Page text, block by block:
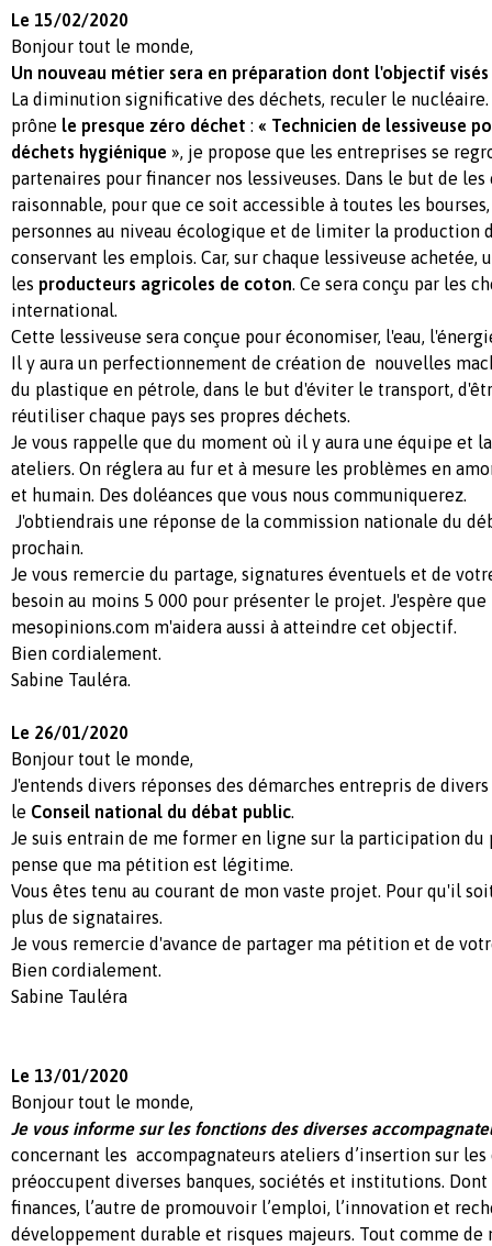
Le 15/02/2020
Bonjour tout le monde,
Un nouveau métier sera en préparation dont l'o bjectif visés
La diminution significative des déchets, reculer le
prône le presque zéro déchet : « Technicien de lessiveuse
déchets hygiénique », je propose que les entreprises se
partenaires pour financer nos lessiveuses. Dans le but de
raisonnable, pour que ce soit accessible à toutes les
personnes au niveau écologique et de limiter la production
conservant les emplois. Car, sur chaque lessiveuse achetée,
les producteurs agricoles de coton. Ce sera conçu par les
international.
Cette lessiveuse sera conçue pour économiser, l'eau,
Il y aura un perfectionnement de création de nouvelles
du plastique en pétrole, dans le but d'éviter le transport,
réutiliser chaque pays ses propres déchets.
Je vous rappelle que du moment où il y aura une équipe et
ateliers. On réglera au fur et à mesure les problèmes en
et humain. Des doléances que vous nous communiquerez.
J'obtiendrais une réponse de la commission nationale du
prochain.
Je vous remercie du partage, signatures éventuels et de
besoin au moins 5 000 pour présenter le projet. J'espère
mesopinions.com m'aidera aussi à atteindre cet objectif.
Bien cordialement.
Sabine Tauléra.
Le 26/01/2020
Bonjour tout le monde,
J'entends divers réponses des démarches entrepris de
le Conseil national du débat public.
Je suis entrain de me former en ligne sur la participation du
pense que ma pétition est légitime.
Vous êtes tenu au courant de mon vaste projet. Pour qu'il
plus de signataires.
Je vous remercie d'avance de partager ma pétition et de
Bien cordialement.
Sabine Tauléra
Le 13/01/2020
Bonjour tout le monde,
Je vous informe sur les fonctions des diverses
concernant les accompagnateurs ateliers d’insertion sur
préoccupent diverses banques, sociétés et institutions.
finances, l’autre de promouvoir l’emploi, l’innovation et
développement durable et risques majeurs. Tout comme de